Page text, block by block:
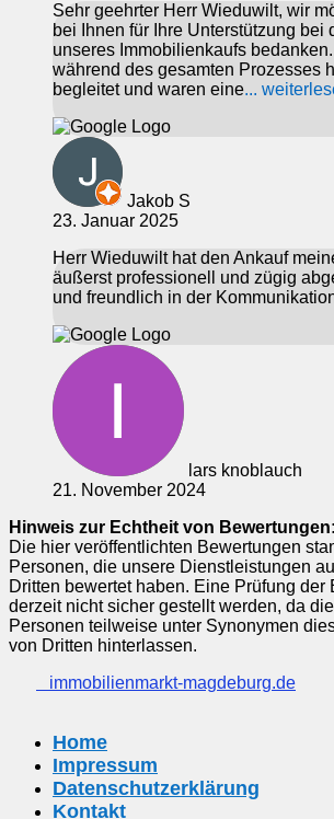
Sehr geehrter Herr Wieduwilt, wir
bei Ihnen für Ihre Unterstützung bei
unseres Immobilienkaufs
während des gesamten Prozesses
begleitet und waren eine...
Jakob S
23. Januar 2025
Herr Wieduwilt hat den Ankauf
äußerst professionell und zügig
und freundlich in der
lars knoblauch
21. November 2024
Hinweis zur Echtheit von Bewertungen:
Die hier veröffentlichten Bewertungen
Personen, die unsere Dienstleistungen
Dritten bewertet haben. Eine Prüfung der
derzeit nicht sicher gestellt werden, da
Personen teilweise unter Synonymen
von Dritten hinterlassen.
immobilienmarkt-magdeburg.de
Home
Impressum
Datenschutzerklärung
Kontakt